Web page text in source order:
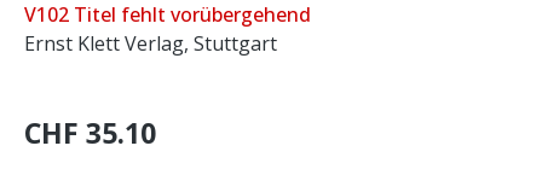
V102 Titel fehlt vorübergehend
Ernst Klett Verlag, Stuttgart
CHF 35.10